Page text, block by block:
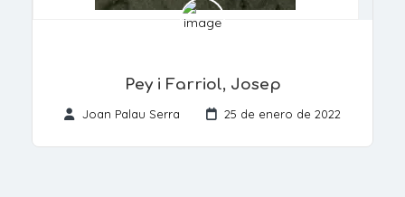
Pey i Farriol, Josep
Joan Palau Serra 25 de enero de 2022